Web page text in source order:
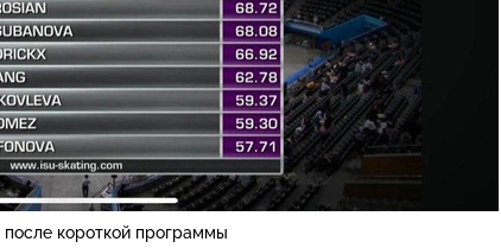
после короткой программы